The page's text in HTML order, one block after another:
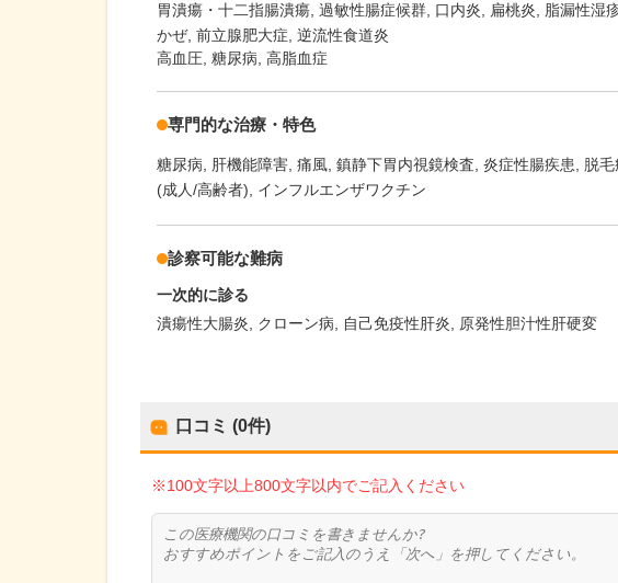
胃潰瘍・十二指腸潰瘍 過敏性腸症候群 口内炎 扁桃炎 脂漏性湿
かぜ 前立腺肥大症 逆流性食道炎
高血圧, 糖尿病, 高脂血症
専門的な治療・特色
糖尿病 肝機能障害 痛風 鎮静下胃内視鏡検査 炎症性腸疾患 脱毛
(成人/高齢者)
インフルエンザワクチン
診察可能な難病
一次的に診る
潰瘍性大腸炎
クローン病 自己免疫性肝炎 原発性胆汁性肝硬変
口コミ (0件)
※100文字以上800文字以内でご記入ください